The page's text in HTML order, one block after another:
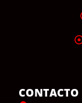
CONTACTO